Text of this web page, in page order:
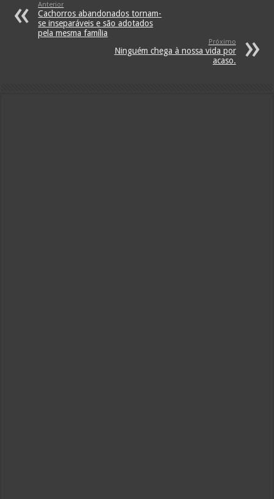
Anterior
Cachorros abandonados tornam-
se inseparáveis e são adotados
pela mesma família
Próximo
Ninguém chega à nossa vida por
acaso.